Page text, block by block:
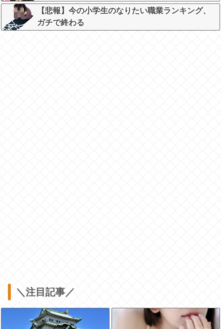
【悲報】今の小学生のなりたい職業ランキング、
ガチで終わる
＼注目記事／